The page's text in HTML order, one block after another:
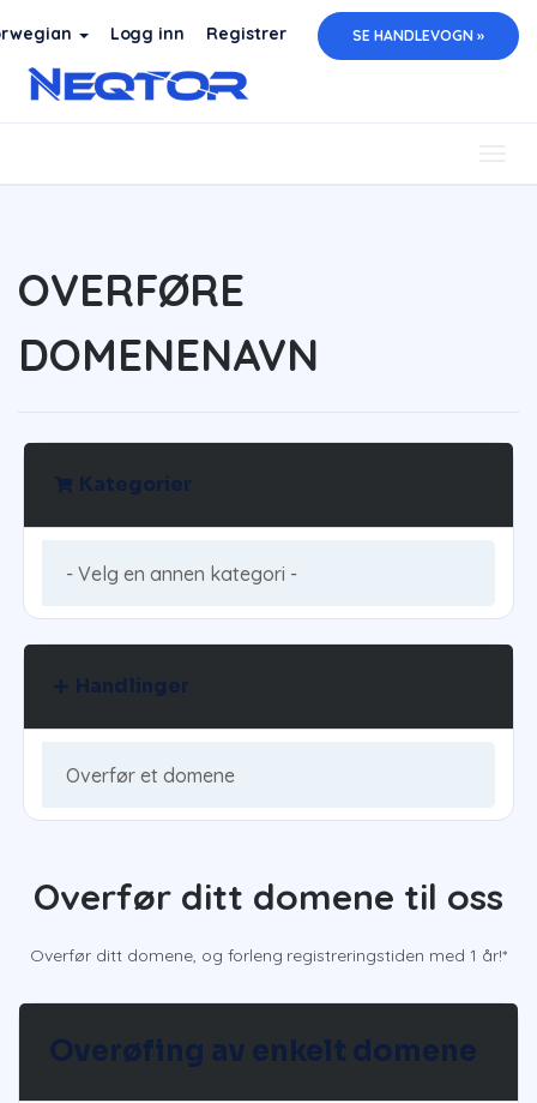
Logg inn Registrer SE HANDLEVOGN »
OVERFØRE
DOMENENAVN
Kategorier
Handlinger
Overfør ditt domene til oss
Overfør ditt domene, og forleng registreringstiden med 1 år!*
Overøfing av enkelt domene